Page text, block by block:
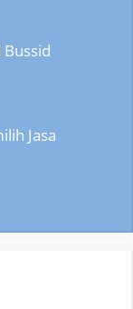
Jasa